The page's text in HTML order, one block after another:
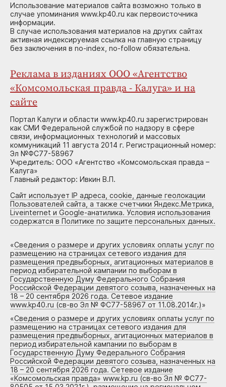
Использование материалов сайта возможно только в
случае упоминания www.kp40.ru как первоисточника
информации.
В случае использования материалов на других сайтах
активная индексируемая ссылка на главную страницу
без заключения в no-index, no-follow обязательна.
Реклама в изданиях ООО «Агентство
«Комсомольская правда - Калуга» и на
сайте
Портал Калуги и области www.kp40.ru зарегистрирован
как СМИ Федеральной службой по надзору в сфере
связи, информационных технологий и массовых
коммуникаций 11 августа 2014 г. Регистрационный номер:
Эл №ФС77-58967
Учредитель: ООО «Агентство «Комсомольская правда –
Калуга»
Главный редактор: Ивкин В.П.
Сайт использует IP адреса, cookie, данные геолокации
Пользователей сайта, а также счетчики Яндекс.Метрика,
Liveinternet и Google-анатилика. Условия использования
содержатся в Политике по защите персональных данных.
«Сведения о размере и других условиях оплаты услуг по
размещению на страницах сетевого издания для
размещения предвыборных, агитационных материалов в
период избирательной кампании по выборам в
Государственную Думу Федерального Собрания
Российской Федерации девятого созыва, назначенных на
18 – 20 сентября 2026 года. Сетевое издание
www.kp40.ru (св-во Эл № ФС77-58967 от 11.08.2014г.)»
«Сведения о размере и других условиях оплаты услуг по
размещению на страницах сетевого издания для
размещения предвыборных, агитационных материалов в
период избирательной кампании по выборам в
Государственную Думу Федерального Собрания
Российской Федерации девятого созыва, назначенных на
18 – 20 сентября 2026 года. Сетевое издание
«Комсомольская правда» www.kp.ru (св-во Эл № ФС77-